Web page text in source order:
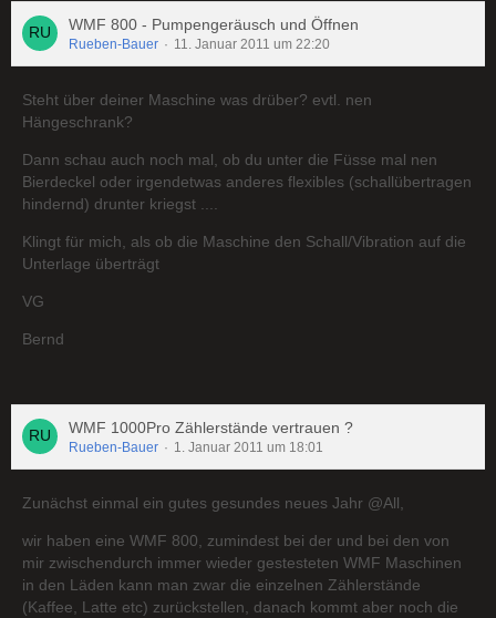
WMF 800 - Pumpengeräusch und Öffnen
Rueben-Bauer 11. Januar 2011 um 22:20
Steht über deiner Maschine was drüber? evtl. nen
Hängeschrank?
Dann schau auch noch mal, ob du unter die Füsse mal nen
Bierdeckel oder irgendetwas anderes flexibles (schallübertragen
hindernd) drunter kriegst ....
Klingt für mich, als ob die Maschine den Schall/Vibration auf die
Unterlage überträgt
VG
Bernd
WMF 1000Pro Zählerstände vertrauen ?
Rueben-Bauer 1. Januar 2011 um 18:01
Zunächst einmal ein gutes gesundes neues Jahr @All,
wir haben eine WMF 800, zumindest bei der und bei den von
mir zwischendurch immer wieder gestesteten WMF Maschinen
in den Läden kann man zwar die einzelnen Zählerstände
(Kaffee, Latte etc) zurückstellen, danach kommt aber noch die